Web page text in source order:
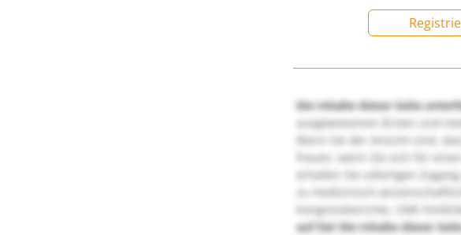
Die Inhalte dieser Seite
ausgewiesenen Ärzten und
Wenn Sie der Ansicht sind,
freuen, wenn Sie sich für
erhalten Sie sofortigen
zu medizinisch-
Kongressberichte, CME-
auf Sie! Die Inhalte dieser